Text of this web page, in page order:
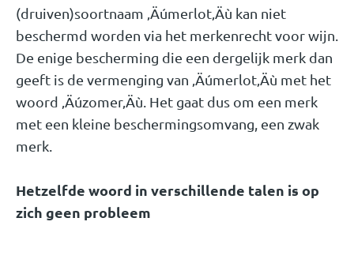
(druiven)soortnaam ‚Äúmerlot‚Äù kan niet
beschermd worden via het merkenrecht voor wijn.
De enige bescherming die een dergelijk merk dan
geeft is de vermenging van ‚Äúmerlot‚Äù met het
woord ‚Äúzomer‚Äù. Het gaat dus om een merk
met een kleine beschermingsomvang, een zwak
merk.
Hetzelfde woord in verschillende talen is op
zich geen probleem